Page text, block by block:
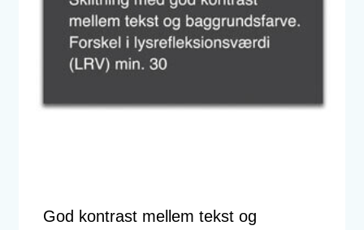
God kontrast mellem tekst og